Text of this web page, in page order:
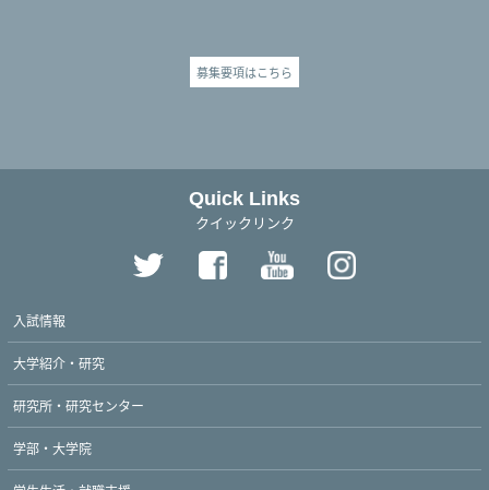
募集要項はこちら
Quick Links
クイックリンク
入試情報
大学紹介・研究
研究所・研究センター
学部・大学院